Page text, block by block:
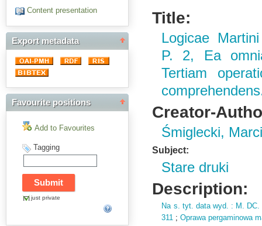
Content presentation
Export metadata
Favourite positions
Add to Favourites
Tagging
just private
Title:
Logicae
P. 2, Ea
Tertiam
Creator-
Śmiglecki,
Subject:
Stare druki
Description:
Na s. tyt. data wyd. : M. DC.
311 ;Oprawa pergaminowa